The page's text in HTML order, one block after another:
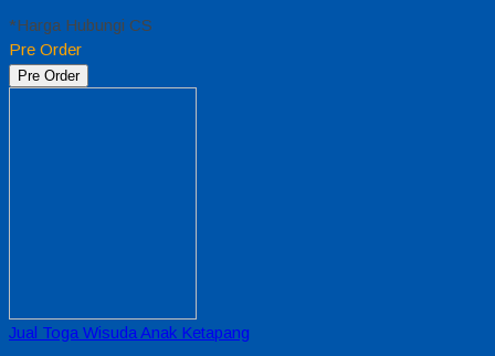
*Harga Hubungi CS
Pre Order
Pre Order
Jual Toga Wisuda Anak Ketapang